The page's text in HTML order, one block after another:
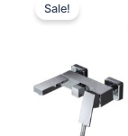
Sale!
158,51